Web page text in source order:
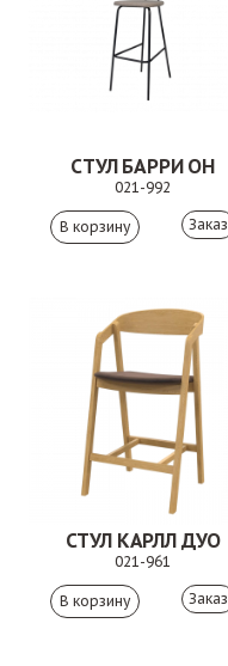
СТУЛ БАРРИ ОН
021-992
Заказ
СТУЛ КАРЛЛ ДУО
021-961
Заказ